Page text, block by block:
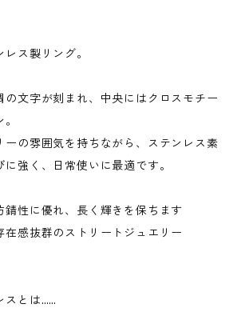
ス製リング。
の文字が刻まれ、中央にはクロスモチー
ーの雰囲気を持ちながら、ステンレス素
強く、日常使いに最適です。
錆性に優れ、長く輝きを保ちます
在感抜群のストリートジュエリー
スとは……